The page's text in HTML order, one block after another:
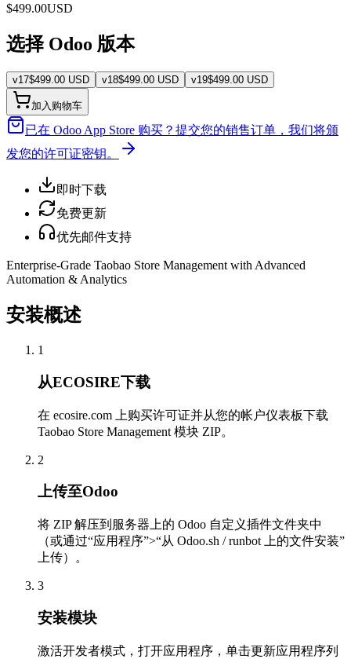
$499.00USD
选择 Odoo 版本
v17$499.00 USD v18$499.00 USD v19$499.00 USD
加入购物车
已在 Odoo App Store 购买？ 提交您的销售订单，我们将颁
发您的许可证密钥。
即时下载
免费更新
优先邮件支持
Enterprise-Grade Taobao Store Management with Advanced
Automation & Analytics
安装概述
1
从ECOSIRE下载
在 ecosire.com 上购买许可证并从您的帐户仪表板下载
Taobao Store Management 模块 ZIP。
2
上传至Odoo
将 ZIP 解压到服务器上的 Odoo 自定义插件文件夹中
（或通过“应用程序”>“从 Odoo.sh / runbot 上的文件安装”
上传）。
3
安装模块
激活开发者模式，打开应用程序，单击更新应用程序列